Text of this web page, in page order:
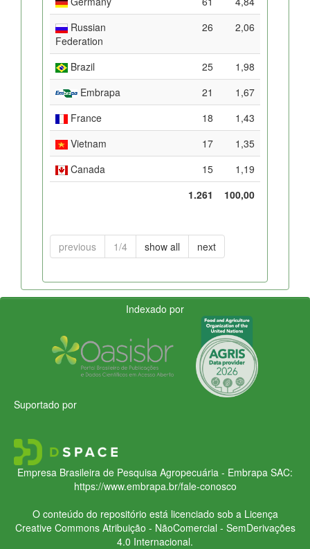
Russian
Federation
26 2,06
Brazil 25
1,98
Embrapa
21
1,67
France
18
1,43
Vietnam
17
1,35
Canada
15
1,19
1.261
100,00
previous 1/4 show all next
Indexado por
Suportado por
Empresa Brasileira de Pesquisa Agropecuária - Embrapa SAC:
https://www.embrapa.br/fale-conosco
O conteúdo do repositório está licenciado sob a Licença
Creative CommonsAtribuição - NãoComercial - SemDerivações
4.0 Internacional.